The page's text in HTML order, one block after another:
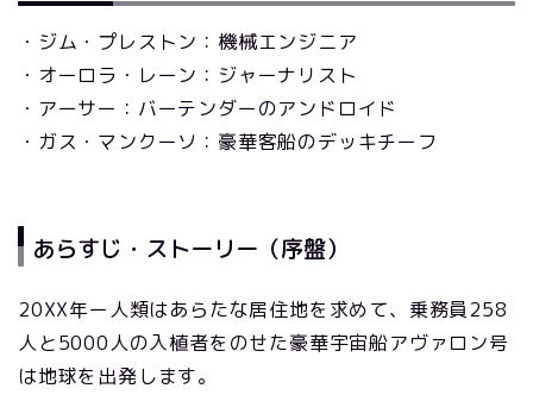
・ジム・プレストン：機械エンジニア
・オーロラ・レーン：ジャーナリスト
・アーサー：バーテンダーのアンドロイド
・ガス・マンクーソ：豪華客船のデッキチーフ
あらすじ・ストーリー（序盤）
20XX年ー人類はあらたな居住地を求めて、乗務員258
人と5000人の入植者をのせた豪華宇宙船アヴァロン号
は地球を出発します。